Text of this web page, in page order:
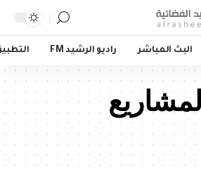
البث المباشر راديو الرشيد FM